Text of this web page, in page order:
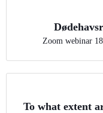
Zoom webinar
To what extent